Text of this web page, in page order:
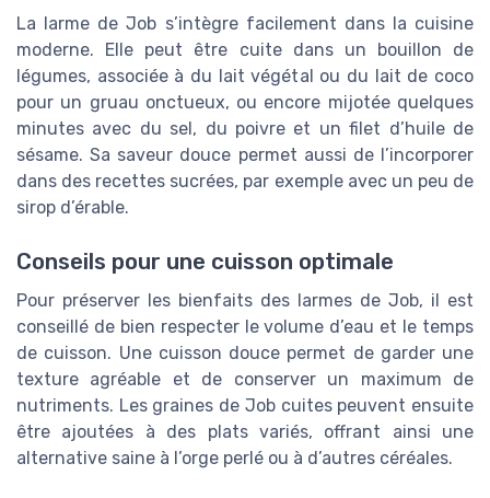
La larme de Job s’intègre facilement dans la cuisine
moderne. Elle peut être cuite dans un bouillon de
légumes, associée à du lait végétal ou du lait de coco
pour un gruau onctueux, ou encore mijotée quelques
minutes avec du sel, du poivre et un filet d’huile de
sésame. Sa saveur douce permet aussi de l’incorporer
dans des recettes sucrées, par exemple avec un peu de
sirop d’érable.
Conseils pour une cuisson optimale
Pour préserver les bienfaits des larmes de Job, il est
conseillé de bien respecter le volume d’eau et le temps
de cuisson. Une cuisson douce permet de garder une
texture agréable et de conserver un maximum de
nutriments. Les graines de Job cuites peuvent ensuite
être ajoutées à des plats variés, offrant ainsi une
alternative saine à l’orge perlé ou à d’autres céréales.